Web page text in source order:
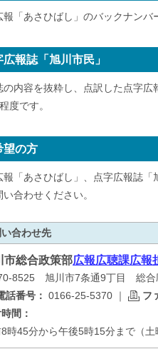
報「あさひばし」のバックナンバ
広報誌「旭川市民」
の内容を抜粋し、点訳した点字
度です。
望の方
報「あさひばし」、点字広報誌「
い合わせください。
合わせ先
市総合政策部広報広聴課広報
8525 旭川市7条通9丁目 総合
話番号： 0166-25-5370 ｜ フ
間：
時45分から午後5時15分まで（